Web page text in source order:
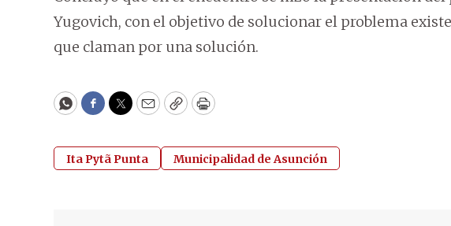
Yugovich, con el objetivo de solucionar el problema
que claman por una solución.
WhatsApp
Facebook
Twitter
EmailCopyPrint
Ita Pytã Punta Municipalidad de Asunción